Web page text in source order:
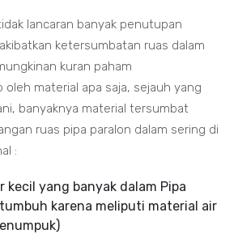
lancaran banyak penutupan
ketersumbatan ruas dalam
kuran paham
material apa saja, sejauh yang
banyaknya material tersumbat
ruas pipa paralon dalam sering di
:
kecil yang banyak dalam Pipa
karena meliputi material air